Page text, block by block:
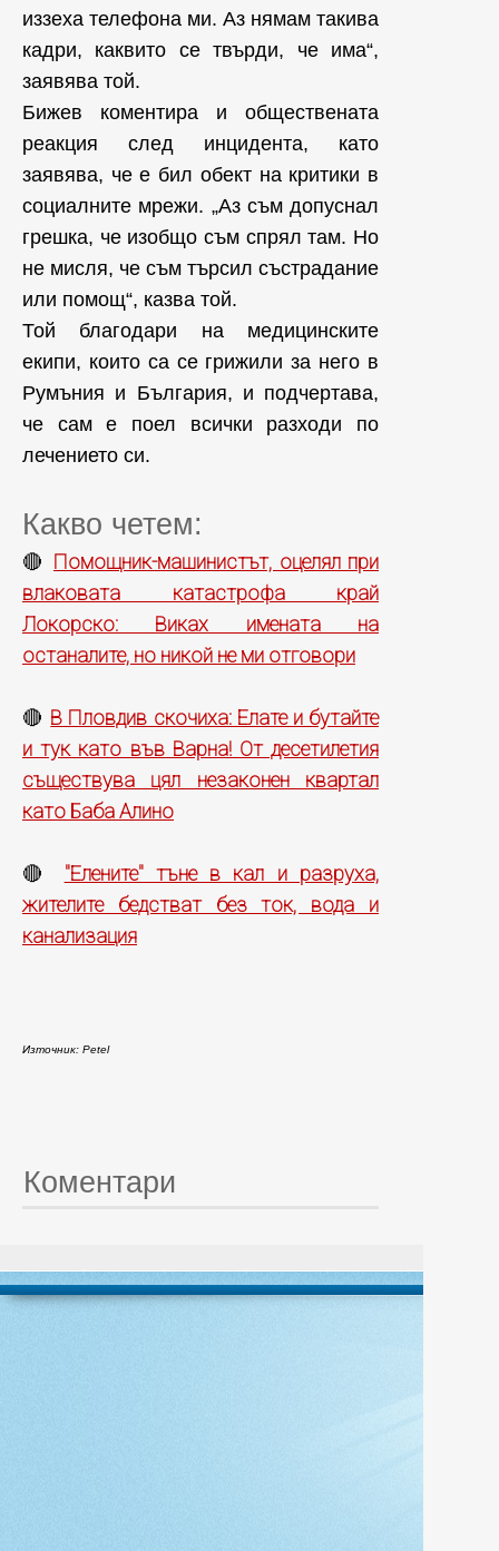
иззеха телефона ми. Аз нямам такива
кадри, каквито се твърди, че има“,
заявява той.
Бижев коментира и обществената
реакция след инцидента, като
заявява, че е бил обект на критики в
социалните мрежи. „Аз съм допуснал
грешка, че изобщо съм спрял там. Но
не мисля, че съм търсил състрадание
или помощ“, казва той.
Той благодари на медицинските
екипи, които са се грижили за него в
Румъния и България, и подчертава,
че сам е поел всички разходи по
лечението си.
Какво четем:
🔴 Помощник-машинистът, оцелял при
влаковата катастрофа край
Локорско: Виках имената на
останалите, но никой не ми отговори
🔴 В Пловдив скочиха: Елате и бутайте
и тук като във Варна! От десетилетия
съществува цял незаконен квартал
като Баба Алино
🔴 "Елените" тъне в кал и разруха,
жителите бедстват без ток, вода и
канализация
Източник: Petel
Коментари